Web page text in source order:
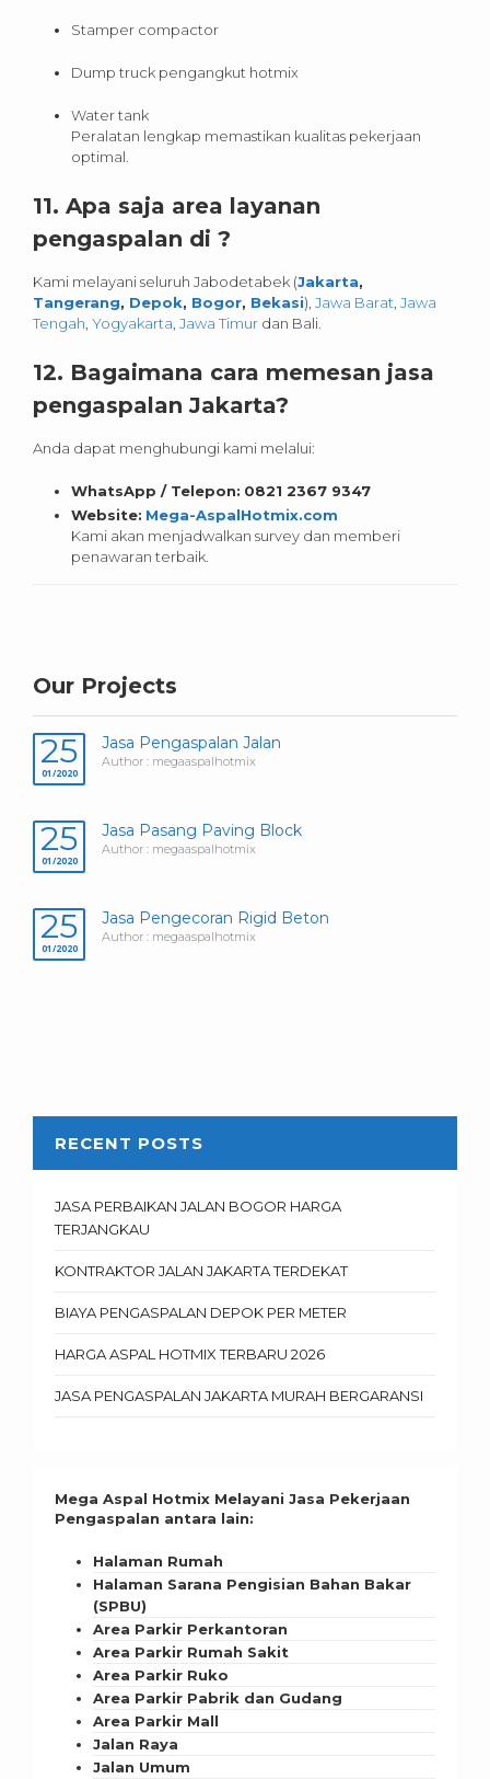
Stamper compactor
Dump truck pengangkut hotmix
Water tank
Peralatan lengkap memastikan kualitas pekerjaan
optimal.
11. Apa saja area layanan
pengaspalan di ?
Kami melayani seluruh Jabodetabek (Jakarta,
Tangerang, Depok, Bogor, Bekasi), Jawa Barat Jawa
Tengah Yogyakarta Jawa Timur dan Bali.
12. Bagaimana cara memesan jasa
pengaspalan Jakarta?
Anda dapat menghubungi kami melalui:
WhatsApp / Telepon: 0821 2367 9347
Website: Mega-AspalHotmix.com
Kami akan menjadwalkan survey dan memberi
penawaran terbaik.
Our Projects
25
01/2020
Jasa Pengaspalan Jalan
Author : megaaspalhotmix
25
01/2020
Jasa Pasang Paving Block
Author : megaaspalhotmix
25
01/2020
Jasa Pengecoran Rigid Beton
Author : megaaspalhotmix
RECENT POSTS
JASA PERBAIKAN JALAN BOGOR HARGA
TERJANGKAU
KONTRAKTOR JALAN JAKARTA TERDEKAT
BIAYA PENGASPALAN DEPOK PER METER
HARGA ASPAL HOTMIX TERBARU 2026
JASA PENGASPALAN JAKARTA MURAH BERGARANSI
Mega Aspal Hotmix Melayani Jasa Pekerjaan
Pengaspalan antara lain:
Halaman Rumah
Halaman Sarana Pengisian Bahan Bakar
(SPBU)
Area Parkir Perkantoran
Area Parkir Rumah Sakit
Area Parkir Ruko
Area Parkir Pabrik dan Gudang
Area Parkir Mall
Jalan Raya
Jalan Umum